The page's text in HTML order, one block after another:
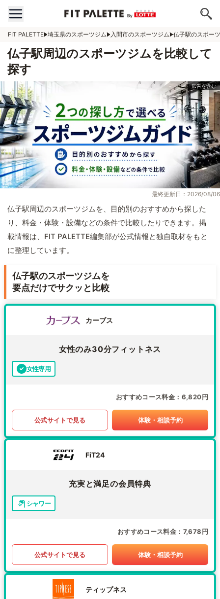
FIT PALETTE 埼玉県のスポーツジム 入間市のスポーツジム 仏子駅のスポー
仏子駅周辺のスポーツジムを比較して
探す
最終更新日：2026/08/06
仏子駅周辺のスポーツジムを、目的別のおすすめから探した
り、料金・体験・設備などの条件で比較したりできます。掲
載情報は、FIT PALETTE編集部が公式情報と独自取材をもと
に整理しています。
仏子駅のスポーツジムを
要点だけでサクッと比較
カーブス
女性のみ30分フィットネス
女性専用
おすすめコース料金 6,820円
公式サイトで見る 体験・相談予約
FiT24
充実と満足の会員特典
シャワー
おすすめコース料金 7,678円
公式サイトで見る 体験・相談予約
ティップネス